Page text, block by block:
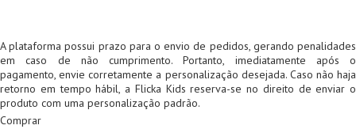
A plataforma possui prazo para o envio de pedidos, gerando penalidades
em caso de não cumprimento. Portanto, imediatamente após o
pagamento, envie corretamente a personalização desejada. Caso não haja
retorno em tempo hábil, a Flicka Kids reserva-se no direito de enviar o
produto com uma personalização padrão.
Comprar